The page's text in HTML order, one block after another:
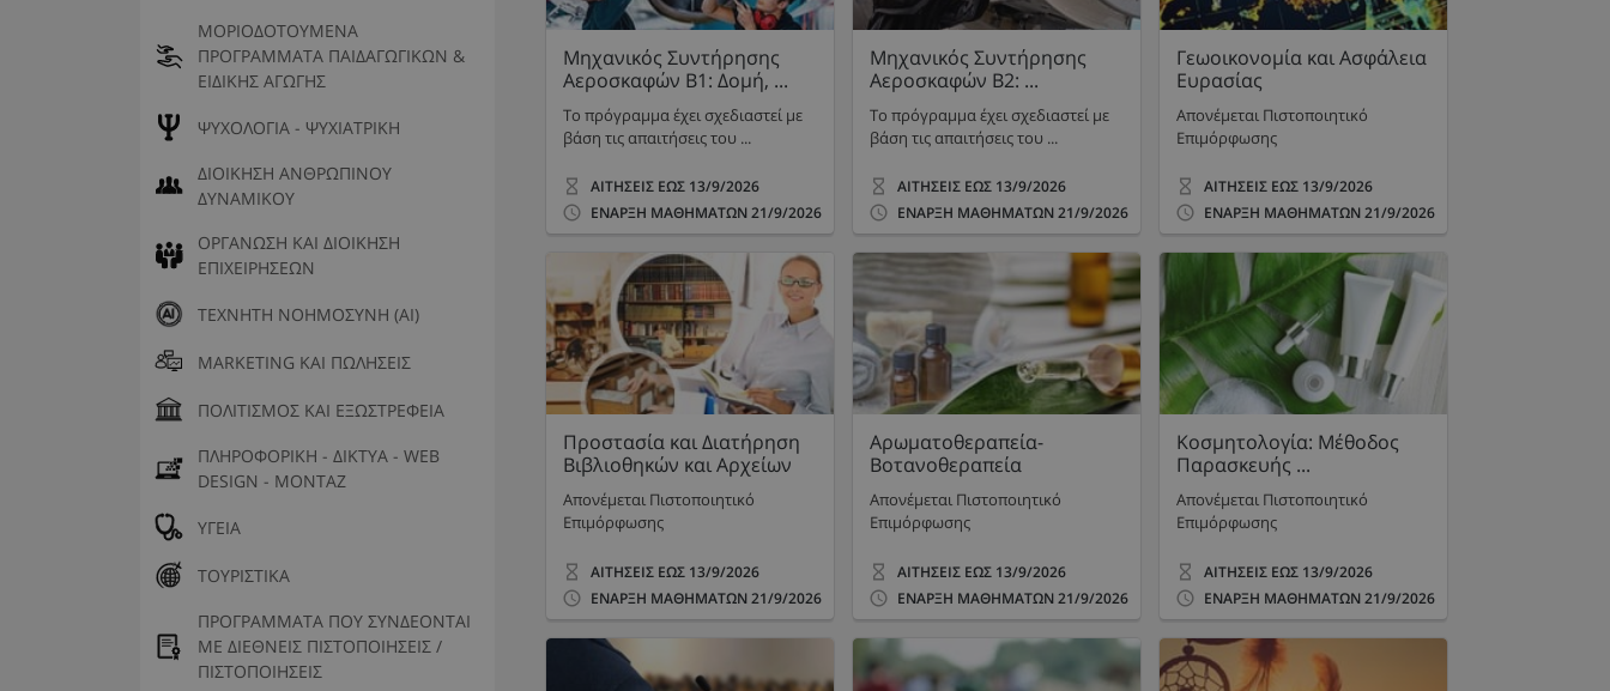
ΜΟΡΙΟΔΟΤΟΥΜΕΝΑ
ΠΡΟΓΡΑΜΜΑΤΑ ΠΑΙΔΑΓΩΓΙΚΩΝ &
ΕΙΔΙΚΗΣ ΑΓΩΓΗΣ
ΨΥΧΟΛΟΓΙΑ - ΨΥΧΙΑΤΡΙΚΗ
ΔΙΟΙΚΗΣΗ ΑΝΘΡΩΠΙΝΟΥ
ΔΥΝΑΜΙΚΟΥ
ΟΡΓΑΝΩΣΗ ΚΑΙ ΔΙΟΙΚΗΣΗ
ΕΠΙΧΕΙΡΗΣΕΩΝ
ΤΕΧΝΗΤΗ ΝΟΗΜΟΣΥΝΗ (AI)
MARKETING ΚΑΙ ΠΩΛΗΣΕΙΣ
ΠΟΛΙΤΙΣΜΟΣ ΚΑΙ ΕΞΩΣΤΡΕΦΕΙΑ
ΠΛΗΡΟΦΟΡΙΚΗ - ΔΙΚΤΥΑ - WEB
DESIGN - ΜΟΝΤΑΖ
ΥΓΕΙΑ
ΤΟΥΡΙΣΤΙΚΑ
ΠΡΟΓΡΑΜΜΑΤΑ ΠΟΥ ΣΥΝΔΕΟΝΤΑΙ
ΜΕ ΔΙΕΘΝΕΙΣ ΠΙΣΤΟΠΟΙΗΣΕΙΣ /
ΠΙΣΤΟΠΟΙΗΣΕΙΣ
Μηχανικός Συντήρησης
Αεροσκαφών Β1: Δομή, ...
Το πρόγραμμα έχει σχεδιαστεί με
βάση τις απαιτήσεις του ...
ΑΙΤΗΣΕΙΣ ΕΩΣ 13/9/2026
ΕΝΑΡΞΗ ΜΑΘΗΜΑΤΩΝ 21/9/2026
Μηχανικός Συντήρησης
Αεροσκαφών Β2: ...
Το πρόγραμμα έχει σχεδιαστεί με
βάση τις απαιτήσεις του ...
ΑΙΤΗΣΕΙΣ ΕΩΣ 13/9/2026
ΕΝΑΡΞΗ ΜΑΘΗΜΑΤΩΝ 21/9/2026
Γεωοικονομία και Ασφάλεια
Ευρασίας
Απονέμεται Πιστοποιητικό
Επιμόρφωσης
ΑΙΤΗΣΕΙΣ ΕΩΣ 13/9/2026
ΕΝΑΡΞΗ ΜΑΘΗΜΑΤΩΝ 21/9/2026
Προστασία και Διατήρηση
Βιβλιοθηκών και Αρχείων
Απονέμεται Πιστοποιητικό
Επιμόρφωσης
ΑΙΤΗΣΕΙΣ ΕΩΣ 13/9/2026
ΕΝΑΡΞΗ ΜΑΘΗΜΑΤΩΝ 21/9/2026
Αρωματοθεραπεία-
Βοτανοθεραπεία
Απονέμεται Πιστοποιητικό
Επιμόρφωσης
ΑΙΤΗΣΕΙΣ ΕΩΣ 13/9/2026
ΕΝΑΡΞΗ ΜΑΘΗΜΑΤΩΝ 21/9/2026
Κοσμητολογία: Μέθοδος
Παρασκευής ...
Απονέμεται Πιστοποιητικό
Επιμόρφωσης
ΑΙΤΗΣΕΙΣ ΕΩΣ 13/9/2026
ΕΝΑΡΞΗ ΜΑΘΗΜΑΤΩΝ 21/9/2026